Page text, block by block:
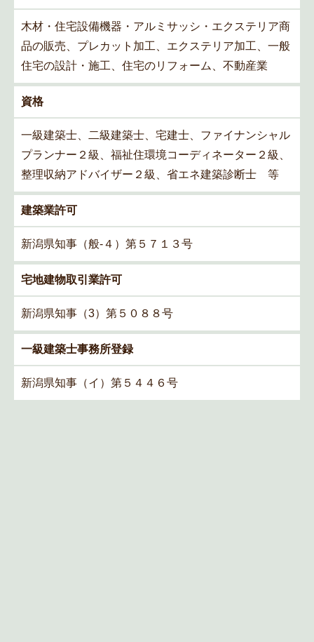
木材・住宅設備機器・アルミサッシ・エクステリア商
品の販売、プレカット加工、エクステリア加工、一般
住宅の設計・施工、住宅のリフォーム、不動産業
資格
一級建築士、二級建築士、宅建士、ファイナンシャル
プランナー２級、福祉住環境コーディネーター２級、
整理収納アドバイザー２級、省エネ建築診断士 等
建築業許可
新潟県知事（般‐４）第５７１３号
宅地建物取引業許可
新潟県知事（3）第５０８８号
一級建築士事務所登録
新潟県知事（イ）第５４４６号